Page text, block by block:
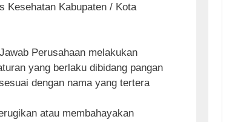
Kesehatan Kabupaten / Kota
Perusahaan melakukan
yang berlaku dibidang pangan
dengan nama yang tertera
atau membahayakan